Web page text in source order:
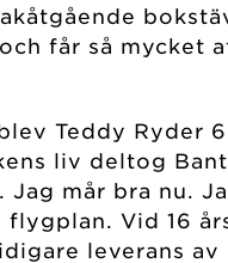
får så mycket
Teddy Ryder 6
liv deltog
mår bra nu.
Vid 16
leverans av